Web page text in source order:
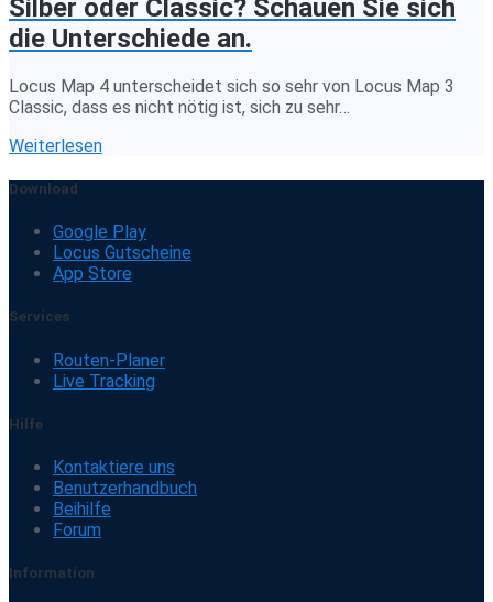
Silber oder Classic? Schauen Sie sich
die Unterschiede an.
Locus Map 4 unterscheidet sich so sehr von Locus Map 3
Classic, dass es nicht nötig ist, sich zu sehr…
Weiterlesen
Download
Google Play
Locus Gutscheine
App Store
Services
Routen-Planer
Live Tracking
Hilfe
Kontaktiere uns
Benutzerhandbuch
Beihilfe
Forum
Information